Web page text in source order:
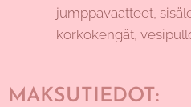
jumppavaatteet,
korkokengät,
MAKSUTIEDOT: